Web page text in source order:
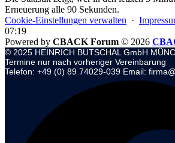
Erneuerung alle 90 Sekunden.
Cookie-Einstellungen verwalten ·
07:19
Powered by CBACK Forum © 2026
© 2025 HEINRICH BUTSCHAL GmbH
Termine nur nach vorheriger Vereinbarung
Telefon: +49 (0) 89 74029-039 Email: